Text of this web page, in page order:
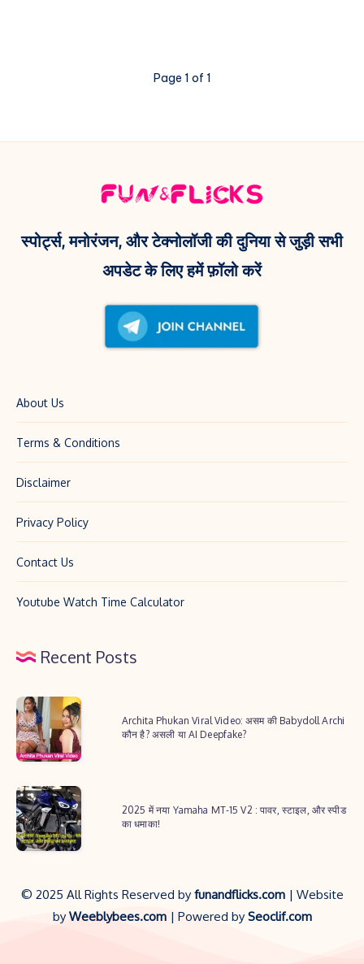
Page 1 of 1
स्पोर्ट्स, मनोरंजन, और टेक्नोलॉजी की दुनिया से जुड़ी सभी
अपडेट के लिए हमें फ़ॉलो करें
About Us
Terms & Conditions
Disclaimer
Privacy Policy
Contact Us
Youtube Watch Time Calculator
Recent Posts
Archita
Phukan
Viral
असम
की
Babydoll
कौन
Archita Phukan Viral Video: असम की Babydoll Archi
कौन है? असली या AI Deepfake?
2025
में
नया
MT-
2025 में नया Yamaha MT-15 V2 : पावर, स्टाइल, और स्पीड
का धमाका!
© 2025 All Rights Reserved by funandflicks.com | Website
byWeeblybees.com| Powered by Seoclif.com